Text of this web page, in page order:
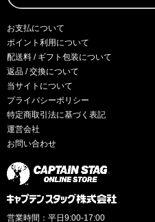
お支払について
ポイント利用について
配送料 / ギフト包装について
返品 / 交換について
当サイトについて
プライバシーポリシー
特定商取引法に基づく表記
運営会社
お問い合わせ
営業時間：平日9:00-17:00